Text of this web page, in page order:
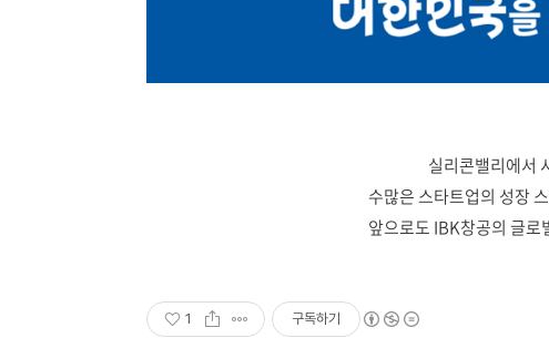
실리콘밸리에서
수많은 스타트업의 성장
앞으로도 IBK창공의 글로
1 구독하기